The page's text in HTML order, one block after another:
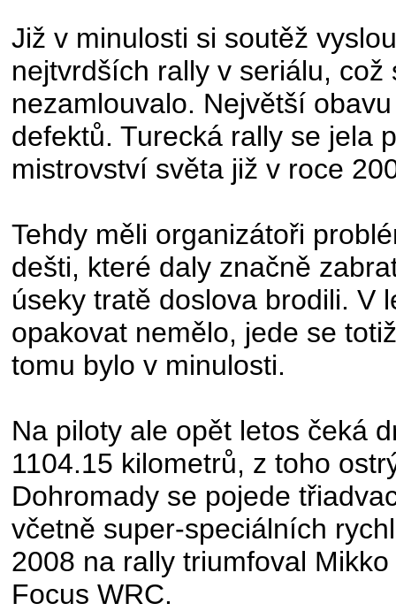
Již v minulosti si soutěž
nejtvrdších rally v seriálu,
nezamlouvalo. Největší
defektů. Turecká rally se jela
mistrovství světa již v roce
Tehdy měli organizátoři
dešti, které daly značně
úseky tratě doslova brodili. V
opakovat nemělo, jede se
tomu bylo v minulosti.
Na piloty ale opět letos čeká
1104.15 kilometrů, z toho
Dohromady se pojede
včetně super-speciálních
2008 na rally triumfoval
Focus WRC.